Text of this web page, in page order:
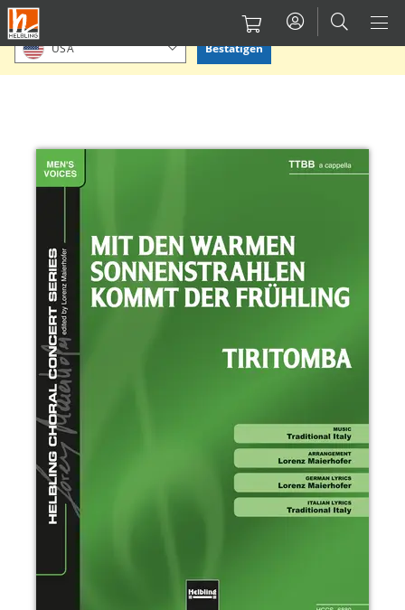
Direkt
zum
Inhalt
Bitte Standort bestätigen oder einen anderen auswählen.
USA Bestätigen